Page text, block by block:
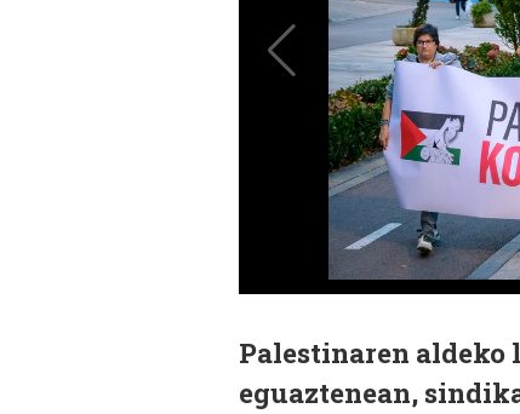
Palestinaren aldeko
eguaztenean,